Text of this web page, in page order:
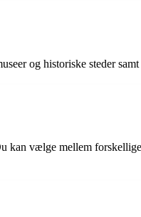
og historiske steder
kan vælge mellem